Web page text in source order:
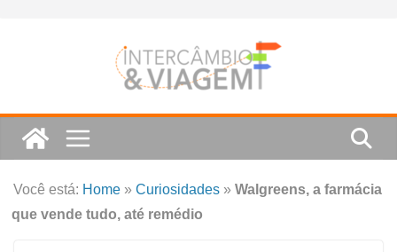
Você está: Home »Curiosidades »Walgreens, a farmácia
que vende tudo, até remédio